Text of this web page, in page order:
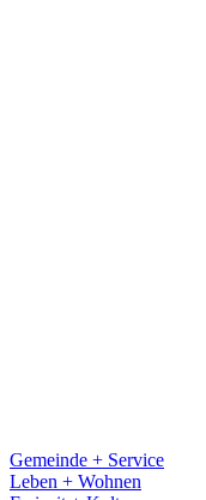
Gemeinde + Service
Leben + Wohnen